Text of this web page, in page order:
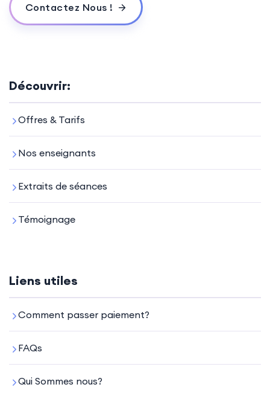
Contactez Nous !
Découvrir:
Offres & Tarifs
Nos enseignants
Extraits de séances
Témoignage
Liens utiles
Comment passer paiement?
FAQs
Qui Sommes nous?